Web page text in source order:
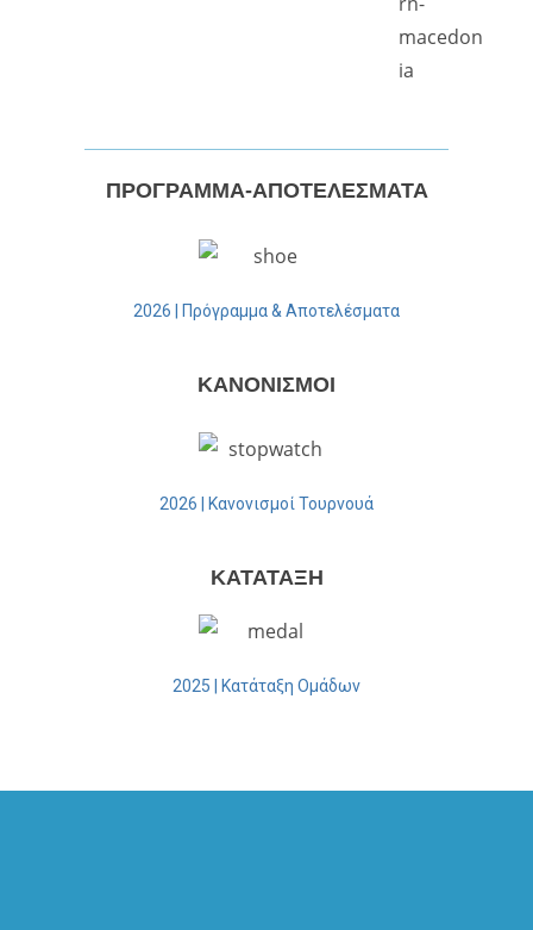
ΠΡΟΓΡΑΜΜΑ-ΑΠΟΤΕΛΕΣΜΑΤΑ
2026 | Πρόγραμμα & Αποτελέσματα
ΚΑΝΟΝΙΣΜΟΙ
2026 | Κανονισμοί Τουρνουά
ΚΑΤΑΤΑΞΗ
2025 | Κατάταξη Ομάδων